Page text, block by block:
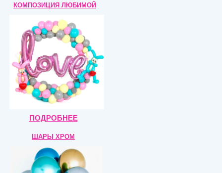
КОМПОЗИЦИЯ ЛЮБИМОЙ
ПОДРОБНЕЕ
ШАРЫ ХРОМ